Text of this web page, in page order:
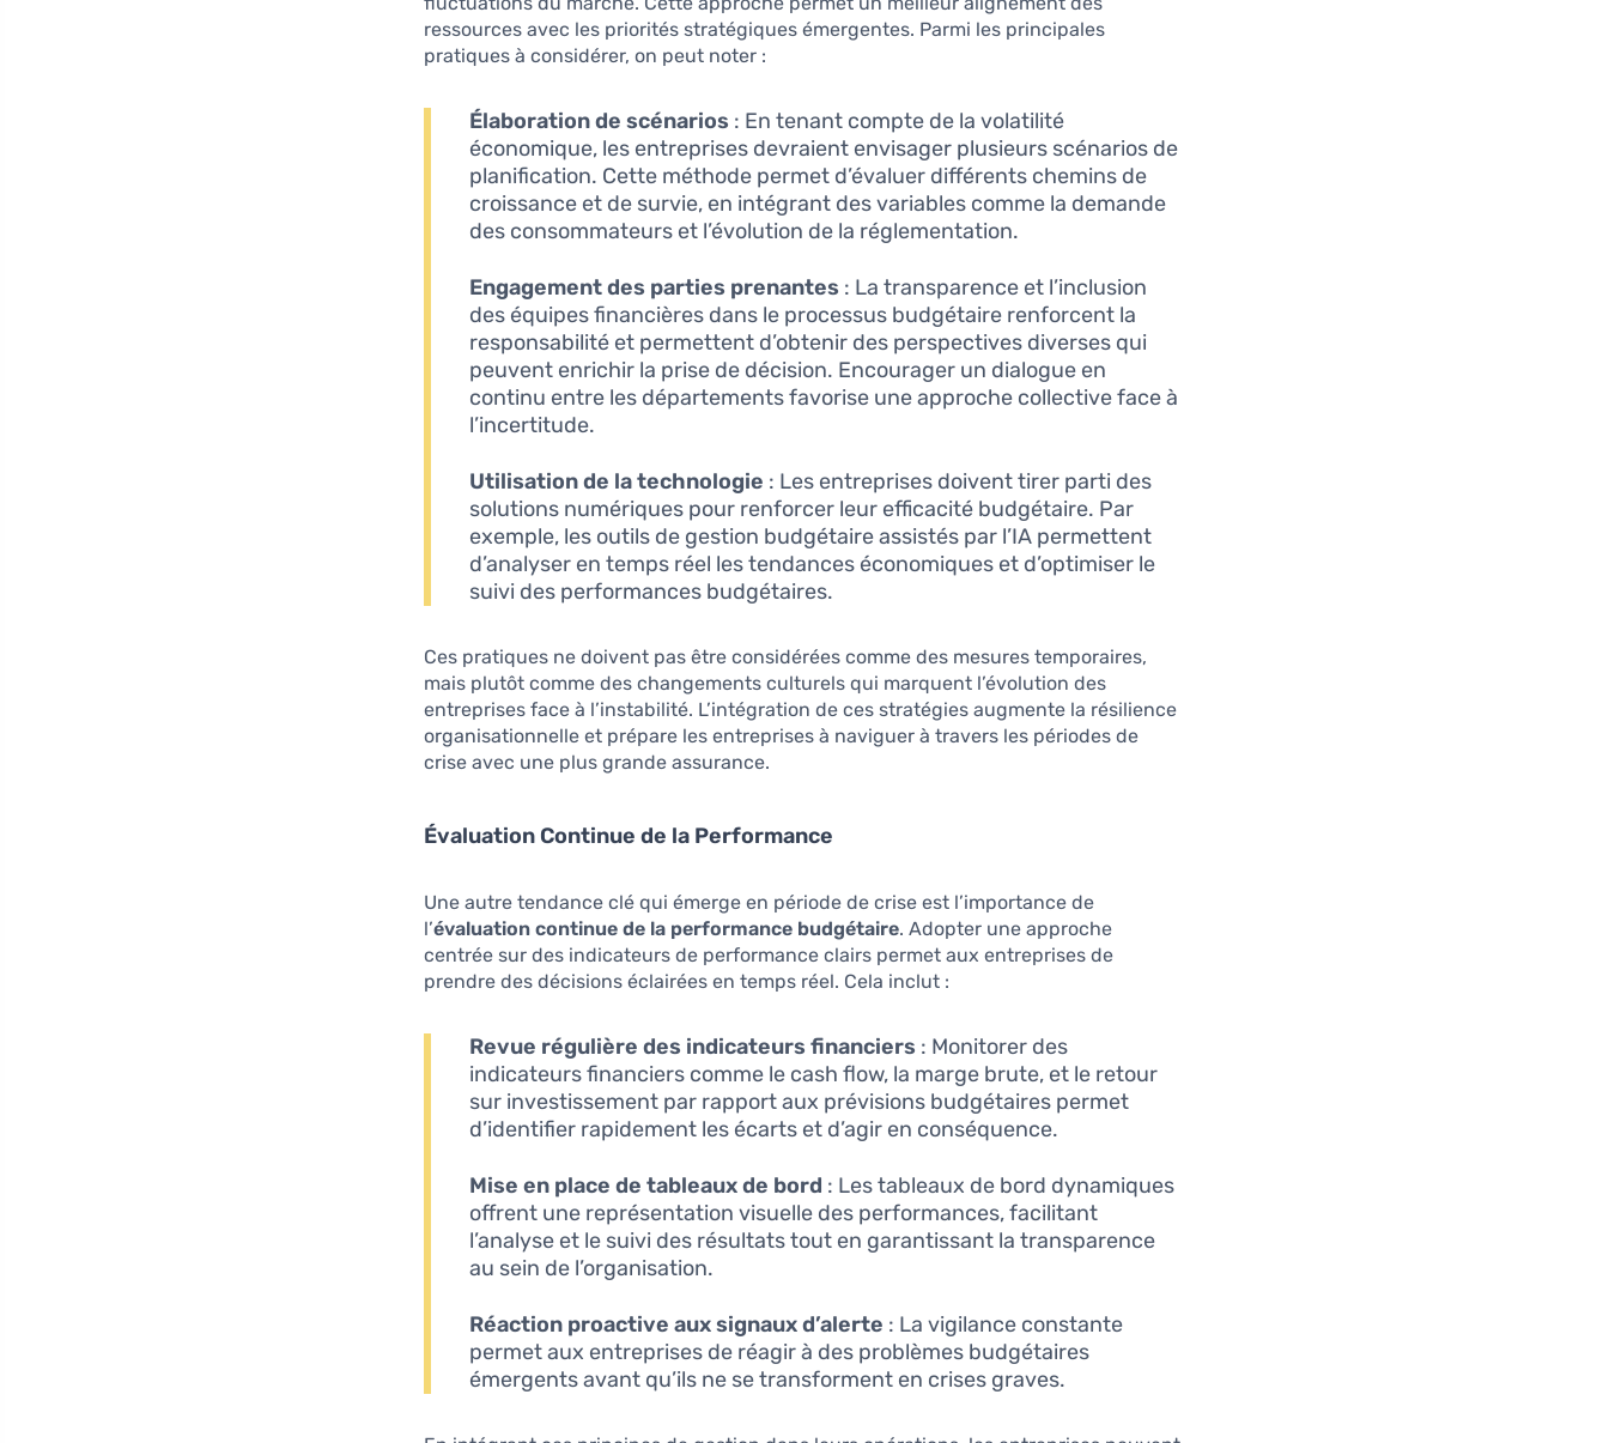
ressources avec les priorités stratégiques émergentes. Parmi les principales
pratiques à considérer, on peut noter :
Élaboration de scénarios : En tenant compte de la volatilité
économique, les entreprises devraient envisager plusieurs scénarios de
planification. Cette méthode permet d’évaluer différents chemins de
croissance et de survie, en intégrant des variables comme la demande
des consommateurs et l’évolution de la réglementation.
Engagement des parties prenantes : La transparence et l’inclusion
des équipes financières dans le processus budgétaire renforcent la
responsabilité et permettent d’obtenir des perspectives diverses qui
peuvent enrichir la prise de décision. Encourager un dialogue en
continu entre les départements favorise une approche collective face à
l’incertitude.
Utilisation de la technologie : Les entreprises doivent tirer parti des
solutions numériques pour renforcer leur efficacité budgétaire. Par
exemple, les outils de gestion budgétaire assistés par l’IA permettent
d’analyser en temps réel les tendances économiques et d’optimiser le
suivi des performances budgétaires.
Ces pratiques ne doivent pas être considérées comme des mesures temporaires,
mais plutôt comme des changements culturels qui marquent l’évolution des
entreprises face à l’instabilité. L’intégration de ces stratégies augmente la résilience
organisationnelle et prépare les entreprises à naviguer à travers les périodes de
crise avec une plus grande assurance.
Évaluation Continue de la Performance
Une autre tendance clé qui émerge en période de crise est l’importance de
l’évaluation continue de la performance budgétaire. Adopter une approche
centrée sur des indicateurs de performance clairs permet aux entreprises de
prendre des décisions éclairées en temps réel. Cela inclut :
Revue régulière des indicateurs financiers : Monitorer des
indicateurs financiers comme le cash flow, la marge brute, et le retour
sur investissement par rapport aux prévisions budgétaires permet
d’identifier rapidement les écarts et d’agir en conséquence.
Mise en place de tableaux de bord : Les tableaux de bord dynamiques
offrent une représentation visuelle des performances, facilitant
l’analyse et le suivi des résultats tout en garantissant la transparence
au sein de l’organisation.
Réaction proactive aux signaux d’alerte : La vigilance constante
permet aux entreprises de réagir à des problèmes budgétaires
émergents avant qu’ils ne se transforment en crises graves.